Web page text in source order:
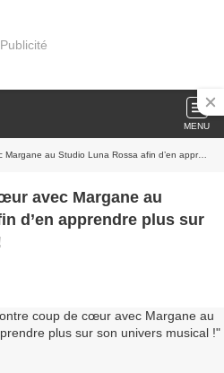
Publicité
MENU
Luna Rossa afin d’en apprendre plus sur son univers musical !
avec Margane au
d’en apprendre plus sur